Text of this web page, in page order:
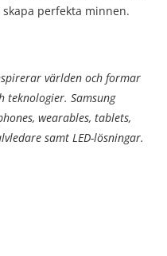
perfekta minnen.
världen och formar
teknologier. Samsung
wearables, tablets,
samt LED-lösningar.